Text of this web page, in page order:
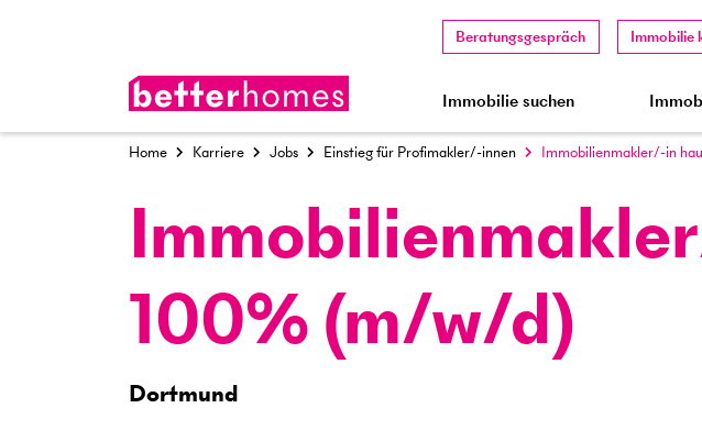
Beratungsgespräch Immobilie
Immobilie suchen
Home Karriere Jobs Einstieg für Profimakler/-innen Immobilienmakler/-in
100% (m/w/d)
Dortmund